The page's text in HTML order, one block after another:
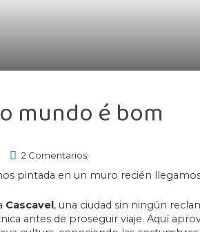
mundo é bom
2 Comentarios
pintada en un muro recién llegamos
Cascavel, una ciudad sin ningún
antes de proseguir viaje. Aquí